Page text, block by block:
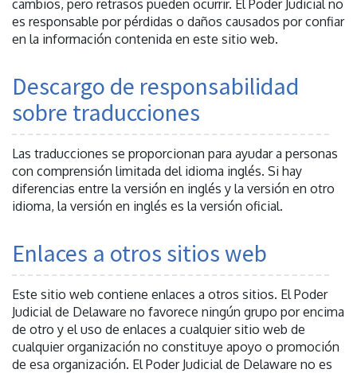
cambios, pero retrasos pueden ocurrir. El Poder Judicial no
es responsable por pérdidas o daños causados por confiar
en la información contenida en este sitio web.
Descargo de responsabilidad
sobre traducciones
Las traducciones se proporcionan para ayudar a personas
con comprensión limitada del idioma inglés. Si hay
diferencias entre la versión en inglés y la versión en otro
idioma, la versión en inglés es la versión oficial.
Enlaces a otros sitios web
Este sitio web contiene enlaces a otros sitios. El Poder
Judicial de Delaware no favorece ningún grupo por encima
de otro y el uso de enlaces a cualquier sitio web de
cualquier organización no constituye apoyo o promoción
de esa organización. El Poder Judicial de Delaware no es